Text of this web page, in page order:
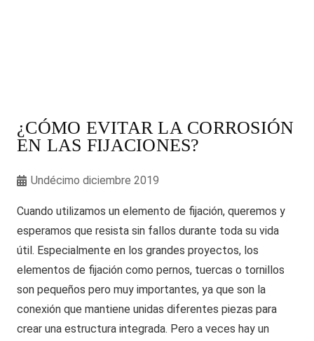
¿CÓMO EVITAR LA CORROSIÓN
EN LAS FIJACIONES?
Undécimo diciembre 2019
Cuando utilizamos un elemento de fijación, queremos y
esperamos que resista sin fallos durante toda su vida
útil. Especialmente en los grandes proyectos, los
elementos de fijación como pernos, tuercas o tornillos
son pequeños pero muy importantes, ya que son la
conexión que mantiene unidas diferentes piezas para
crear una estructura integrada. Pero a veces hay un